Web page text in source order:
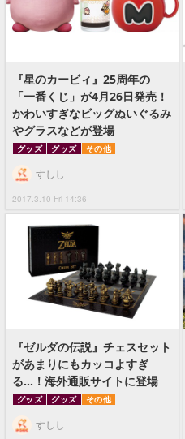
『星のカービィ』25周年の
「一番くじ」が4月26日発売！
かわいすぎなビッグぬいぐるみ
やグラスなどが登場
グッズ グッズ その他
2017.3.10 Fri 14:36
すしし
『ゼルダの伝説』チェスセット
があまりにもカッコよすぎ
る…！海外通販サイトに登場
グッズ グッズ その他
すしし